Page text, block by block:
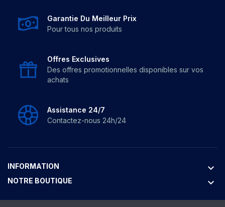
Garantie Du Meilleur Prix
Pour tous nos produits
Offres Exclusives
Des offres promotionnelles disponibles sur vos
achats
Assistance 24/7
Contactez-nous 24h/24
INFORMATION keyboard_arrow_down
NOTRE BOUTIQUE keyboard_arrow_down